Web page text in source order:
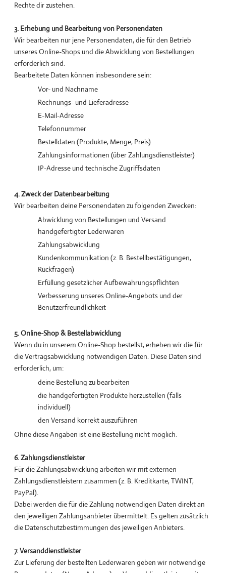
Rechte dir zustehen.
3. Erhebung und Bearbeitung von Personendaten
Wir bearbeiten nur jene Personendaten, die für den Betrieb
unseres Online-Shops und die Abwicklung von Bestellungen
erforderlich sind.
Bearbeitete Daten können insbesondere sein:
Vor- und Nachname
Rechnungs- und Lieferadresse
E-Mail-Adresse
Telefonnummer
Bestelldaten (Produkte, Menge, Preis)
Zahlungsinformationen (über Zahlungsdienstleister)
IP-Adresse und technische Zugriffsdaten
4. Zweck der Datenbearbeitung
Wir bearbeiten deine Personendaten zu folgenden Zwecken:
Abwicklung von Bestellungen und Versand
handgefertigter Lederwaren
Zahlungsabwicklung
Kundenkommunikation (z. B. Bestellbestätigungen,
Rückfragen)
Erfüllung gesetzlicher Aufbewahrungspflichten
Verbesserung unseres Online-Angebots und der
Benutzerfreundlichkeit
5. Online-Shop & Bestellabwicklung
Wenn du in unserem Online-Shop bestellst, erheben wir die für
die Vertragsabwicklung notwendigen Daten. Diese Daten sind
erforderlich, um:
deine Bestellung zu bearbeiten
die handgefertigten Produkte herzustellen (falls
individuell)
den Versand korrekt auszuführen
Ohne diese Angaben ist eine Bestellung nicht möglich.
6. Zahlungsdienstleister
Für die Zahlungsabwicklung arbeiten wir mit externen
Zahlungsdienstleistern zusammen (z. B. Kreditkarte, TWINT,
PayPal).
Dabei werden die für die Zahlung notwendigen Daten direkt an
den jeweiligen Zahlungsanbieter übermittelt. Es gelten zusätzlich
die Datenschutzbestimmungen des jeweiligen Anbieters.
7. Versanddienstleister
Zur Lieferung der bestellten Lederwaren geben wir notwendige